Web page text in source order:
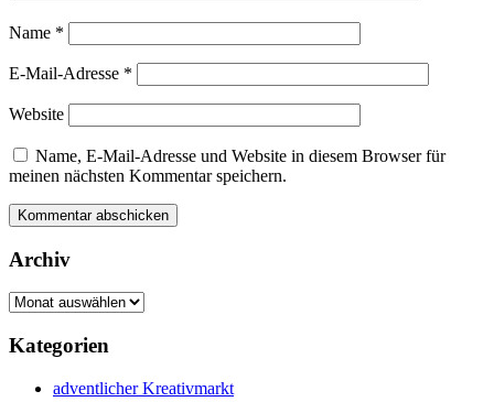
Name *
E-Mail-Adresse *
Website
Name, E-Mail-Adresse und Website in diesem Browser für
meinen nächsten Kommentar speichern.
Archiv
Archiv
Kategorien
adventlicher Kreativmarkt